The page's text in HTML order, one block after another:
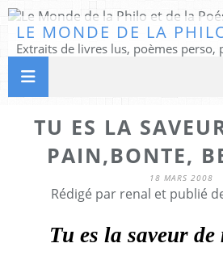
TU ES LA
PAIN,BONTE,
18 MARS 2008
Rédigé par renal et publié
Tu es la saveur